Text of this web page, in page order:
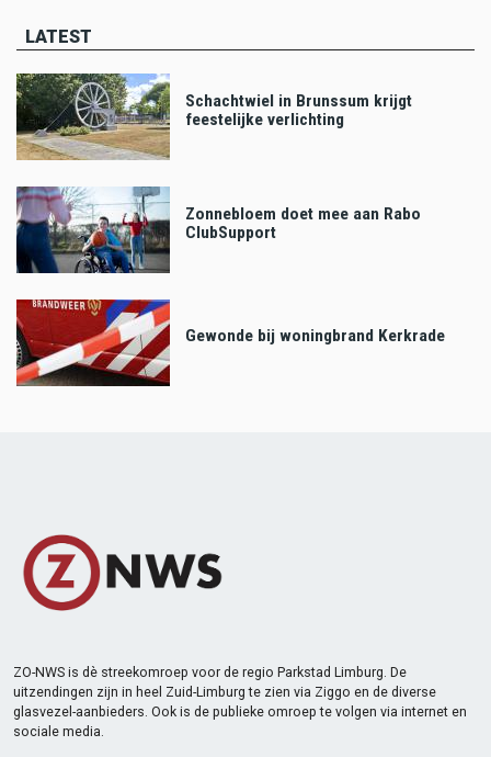
LATEST
Schachtwiel in Brunssum krijgt
feestelijke verlichting
Zonnebloem doet mee aan Rabo
ClubSupport
Gewonde bij woningbrand Kerkrade
ZO-NWS is dè streekomroep voor de regio Parkstad Limburg. De
uitzendingen zijn in heel Zuid-Limburg te zien via Ziggo en de diverse
glasvezel-aanbieders. Ook is de publieke omroep te volgen via internet en
sociale media.